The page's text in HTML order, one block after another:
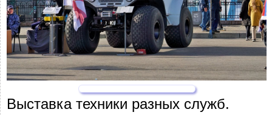
Выставка техники разных служб.